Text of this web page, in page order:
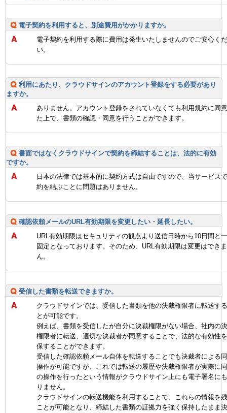
電子契約を利用すると、別途費用がかかりますか。
電子契約を利用する際に費用は発生いたしませんのでご安心く
い。
利用にあたり、クラウドサインのアカウント登録をする必要があり
ますか。
ありません。アカウント登録をされていなくても利用規約に同
た上で、書類の確認・同意を行うことができます。
書面ではなくクラウドサインで契約を締結することは、法的に有効
ですか。
日本の法律では基本的に契約方式は自由ですので、当サービス
約を結ぶことに問題はありません。
確認依頼メールのURL有効期限を変更したい・延長したい。
URL有効期限はセキュリティの観点より送信日時から10日間と
固定となっております。そのため、URL有効期限は変更はでき
ん。
受信した書類を転送できますか。
クラウドサインでは、受信した書類を他の決裁権限者に転送す
とが可能です。
例えば、書類を受信したが自分に決裁権限がない場合、社内の
権限者に転送、適切な決裁者が同意することで、法的な有効性
保することができます。
受信した確認依頼メール自体を転送することでも決裁者による
操作が可能ですが、これでは転送の履歴や決裁権限者が実際に
の操作を行ったという情報がクラウドサイン上にも電子署名に
りません。
クラウドサインの転送機能を利用することで、これらの情報を
ことが可能となり、締結した書類の証拠力を強く保持したまま